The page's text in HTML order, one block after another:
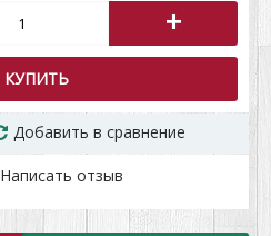
+
КУПИТЬ
Добавить в сравнение
Написать отзыв